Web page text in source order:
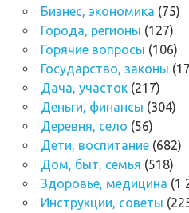
Бизнес, экономика (75)
Города, регионы (127)
Горячие вопросы (106)
Государство, законы
Дача, участок(217)
Деньги, финансы (304)
Деревня, село (56)
Дети, воспитание(682)
Дом, быт, семья (518)
Здоровье, медицина (1
Инструкции, советы